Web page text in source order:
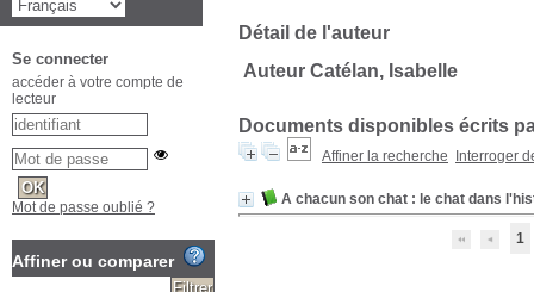
Détail de l'auteur
Auteur Catélan, Isabelle
Documents disponibles écrits
Affiner la recherche Interroger
A chacun son chat : le chat dans
1
Se connecter
accéder à votre compte de
lecteur
Mot de passe oublié ?
Affiner ou comparer